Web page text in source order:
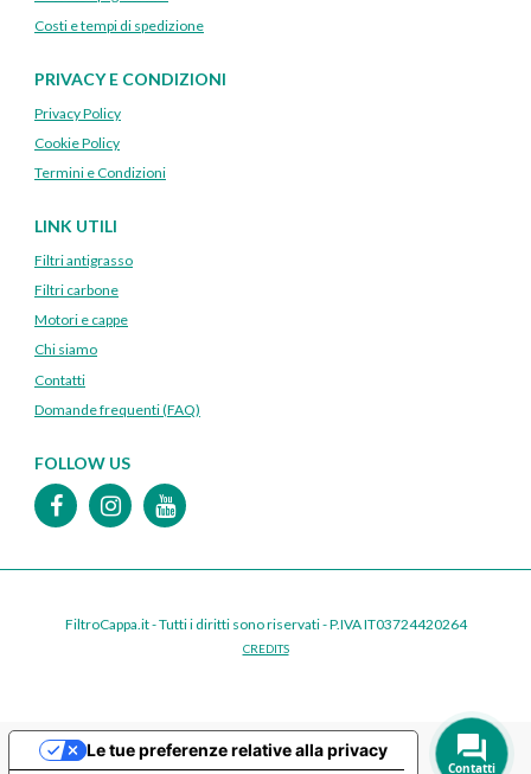
Costi e tempi di spedizione
PRIVACY E CONDIZIONI
Privacy Policy
Cookie Policy
Termini e Condizioni
LINK UTILI
Filtri antigrasso
Filtri carbone
Motori e cappe
Chi siamo
Contatti
Domande frequenti (FAQ)
FOLLOW US
FiltroCappa.it - Tutti i diritti sono riservati - P.IVA IT03724420264
CREDITS
Le tue preferenze relative alla privacy
Contatti